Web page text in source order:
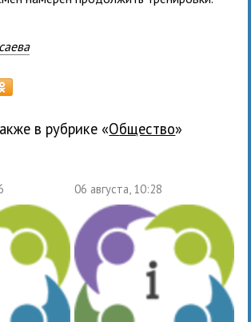
в рубрике « общество»
06 августа, 10:28